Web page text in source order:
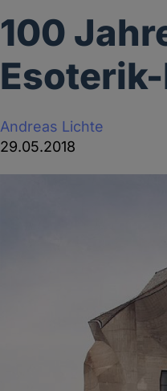
100
Andreas Lichte
29.05.2018